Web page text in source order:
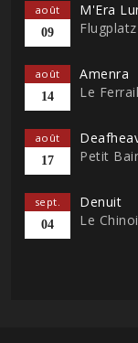
août
09
M'Era
août
14
Amenra
Le
août
17
Petit
sept.
04
Denuit
Le